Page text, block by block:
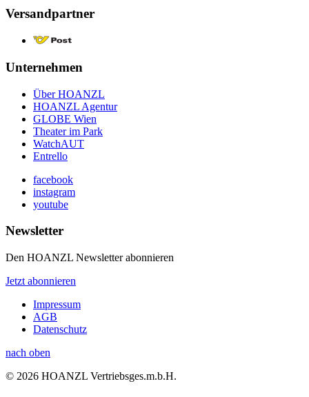
Versandpartner
Unternehmen
Über HOANZL
HOANZL Agentur
GLOBE Wien
Theater im Park
WatchAUT
Entrello
facebook
instagram
youtube
Newsletter
Den HOANZL Newsletter abonnieren
Jetzt abonnieren
Impressum
AGB
Datenschutz
nach oben
© 2026 HOANZL Vertriebsges.m.b.H.